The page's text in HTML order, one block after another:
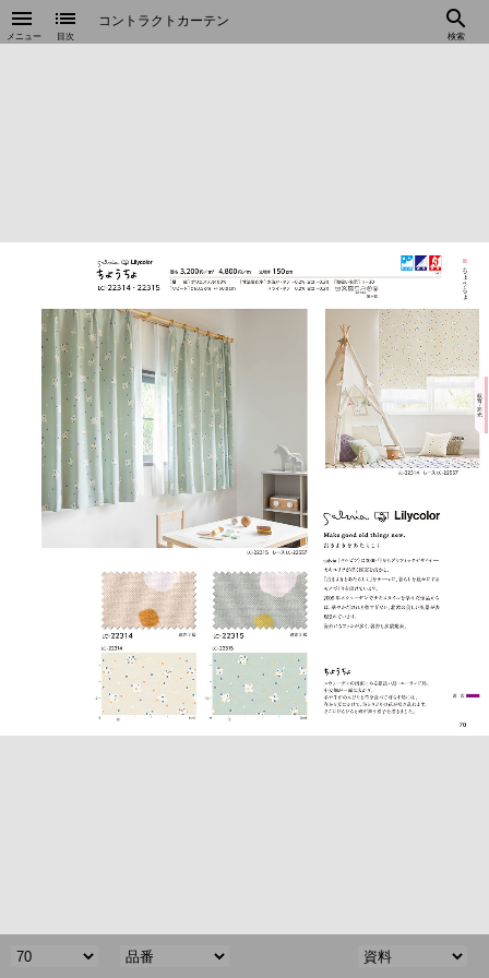
menu
メニュー
コントラクトカーテン
list
目次
search
検索